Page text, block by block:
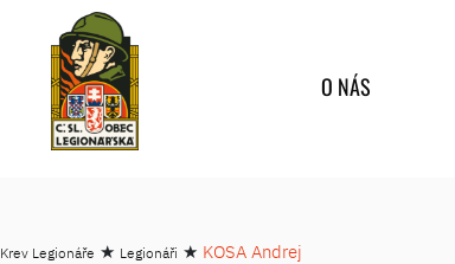
O NÁS
Krev Legionáře ★ Legionáři ★ KOSA Andrej